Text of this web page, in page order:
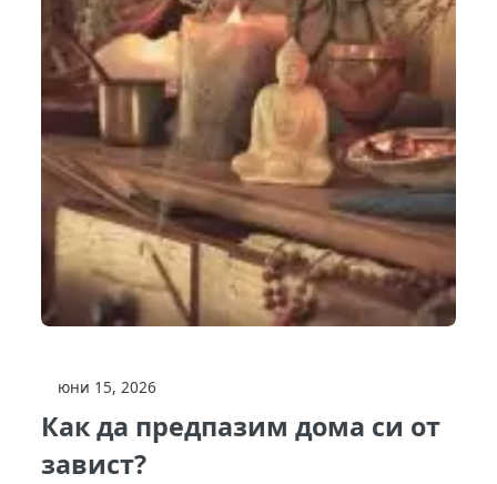
юни 15, 2026
Как да предпазим дома си от
завист?